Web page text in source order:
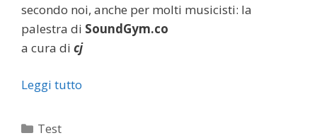
secondo noi, anche per molti musicisti: la
palestra di SoundGym.co
a cura di cj
Leggi tutto
Categorie
Test